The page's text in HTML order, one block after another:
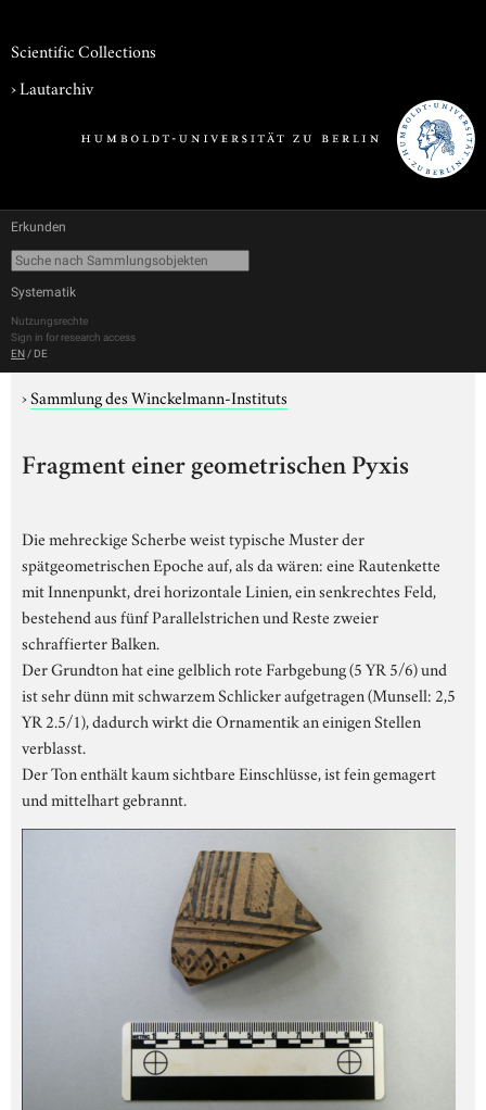
Scientific Collections
›Lautarchiv
Erkunden
Systematik
Nutzungsrechte
Sign in for research access
EN / DE
›Sammlung des Winckelmann-Instituts
Fragment einer geometrischen Pyxis
Die mehreckige Scherbe weist typische Muster der
spätgeometrischen Epoche auf, als da wären: eine Rautenkette
mit Innenpunkt, drei horizontale Linien, ein senkrechtes Feld,
bestehend aus fünf Parallelstrichen und Reste zweier
schraffierter Balken.
Der Grundton hat eine gelblich rote Farbgebung (5 YR 5/6) und
ist sehr dünn mit schwarzem Schlicker aufgetragen (Munsell: 2,5
YR 2.5/1), dadurch wirkt die Ornamentik an einigen Stellen
verblasst.
Der Ton enthält kaum sichtbare Einschlüsse, ist fein gemagert
und mittelhart gebrannt.